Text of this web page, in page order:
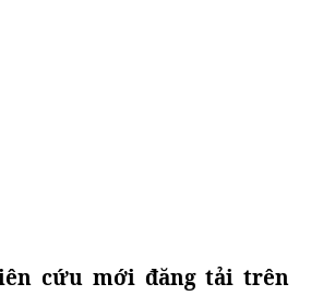
cứu mới đăng tải trên